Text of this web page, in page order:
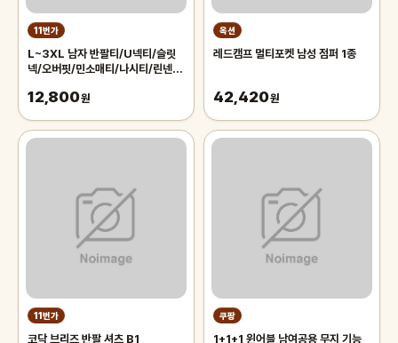
11번가
L~3XL 남자 반팔티/U넥티/슬릿
넥/오버핏/민소매티/나시티/린넨티
럽티/빅사이즈
12,800원
옥션
레드캠프 멀티포켓 남성 점퍼 1종
42,420원
11번가
코닥 브리즈 반팔 셔츠 B1
쿠팡
1+1+1 윈어블 남여공용 무지 기능